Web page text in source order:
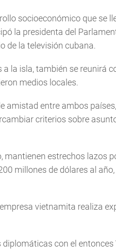
socioeconómico que se
la presidenta del
de la televisión cubana.
la isla, también se reunirá
medios locales.
amistad entre ambos
criterios sobre
mantienen estrechos lazos
millones de dólares al
vietnamita realiza
con el entonces